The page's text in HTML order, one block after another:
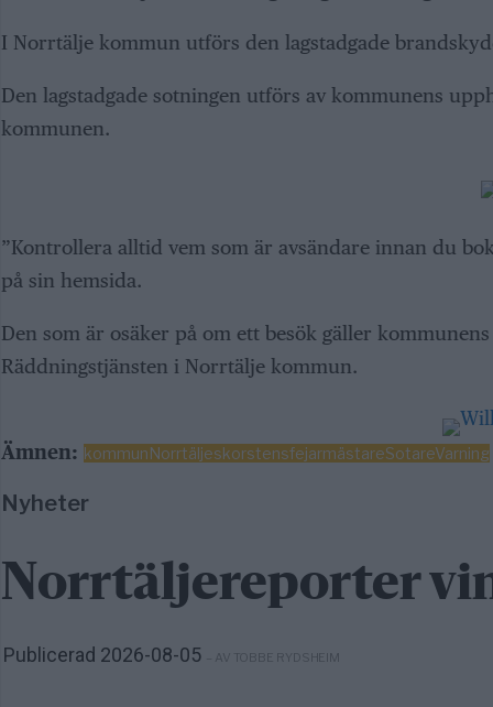
I Norrtälje kommun utförs den lagstadgade
Den lagstadgade sotningen utförs av kommunens
kommunen.
”Kontrollera alltid vem som är avsändare innan du
på sin hemsida.
Den som är osäker på om ett besök gäller
Räddningstjänsten i Norrtälje kommun.
Ämnen: kommun NorrtäljeskorstensfejarmästareSotareVarning
Nyheter
Norrtäljereporter
Publicerad 2026-08-05 – AV TOBBE RYDSHEIM